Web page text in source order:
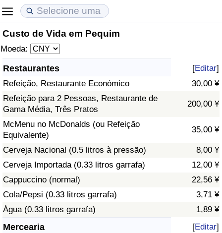
Custo de Vida em Pequim
Moeda:
Restaurantes [Editar]
Refeição, Restaurante Económico
30,00 ¥
Refeição para 2 Pessoas, Restaurante de
Gama Média, Três Pratos
200,00 ¥
McMenu no McDonalds (ou Refeição
Equivalente)
35,00 ¥
Cerveja Nacional (0.5 litros à pressão)
8,00 ¥
Cerveja Importada (0.33 litros garrafa)
12,00 ¥
Cappuccino (normal)
22,56 ¥
Cola/Pepsi (0.33 litros garrafa)
3,71 ¥
Água (0.33 litros garrafa)
1,89 ¥
Mercearia [Editar]
Custo de Vida
Indicador de Custo de Vida
Indicador de Custo de Vida Por País
em Aqaba
Preços de Imóveis
Indicador de Preços de Imóveis
Indicador de Preços de Imóveis por País
Qualidade de Vida
Indicador de Qualidade de Vida (Atual)
Índice de qualidade de vida por país
Crime
Taxa do Indicador de Crime (Atual)
Indicador de Crime
Índice de criminalidade por país